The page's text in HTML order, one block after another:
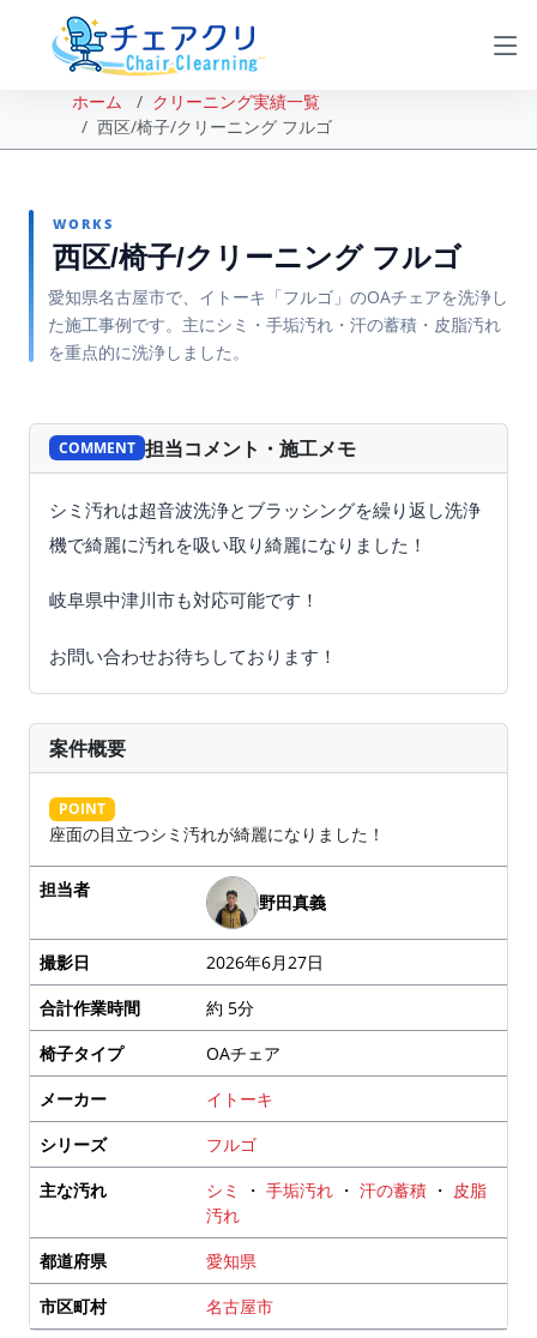
ホーム
クリーニング実績一覧
西区/椅子/クリーニング フルゴ
WORKS
西区/椅子/クリーニング フルゴ
愛知県名古屋市で、イトーキ「フルゴ」のOAチェアを洗浄し
た施工事例です。主にシミ・手垢汚れ・汗の蓄積・皮脂汚れ
を重点的に洗浄しました。
BEFORE
COMMENT 担当コメント・施工メモ
シミ汚れは超音波洗浄とブラッシングを繰り返し洗浄
機で綺麗に汚れを吸い取り綺麗になりました！
岐阜県中津川市も対応可能です！
お問い合わせお待ちしております！
案件概要
POINT
座面の目立つシミ汚れが綺麗になりました！
担当者
野田真義
撮影日
2026年6月27日
合計作業時間
約 5分
椅子タイプ
OAチェア
メーカー
イトーキ
シリーズ
フルゴ
主な汚れ
シミ ・ 手垢汚れ ・ 汗の蓄積 ・ 皮脂
汚れ
都道府県
愛知県
市区町村
名古屋市